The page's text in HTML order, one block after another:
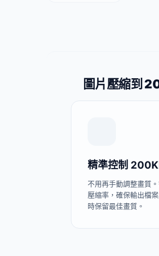
圖片壓縮到
精準控制
不用再手動調整畫質
壓縮率，確保輸出檔
時保留最佳畫質。